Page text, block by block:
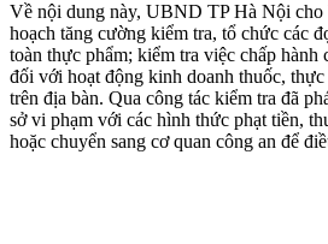
Về nội dung này, UBND TP Hà Nội cho
hoạch tăng cường kiểm tra, tổ chức các
toàn thực phẩm; kiểm tra việc chấp hành
đối với hoạt động kinh doanh thuốc,
trên địa bàn. Qua công tác kiểm tra đã
sở vi phạm với các hình thức phạt tiền,
hoặc chuyển sang cơ quan công an để